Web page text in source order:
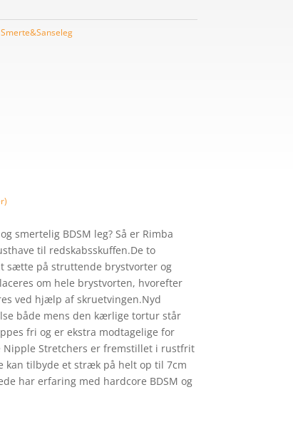
Smerte&Sanseleg
kr..
smertelig BDSM leg? Så er Rimba
til redskabsskuffen.De to
sætte på struttende brystvorter og
om hele brystvorten, hvorefter
ved hjælp af skruetvingen.Nyd
både mens den kærlige tortur står
fri og er ekstra modtagelige for
Stretchers er fremstillet i rustfrit
kan tilbyde et stræk på helt op til 7cm
har erfaring med hardcore BDSM og